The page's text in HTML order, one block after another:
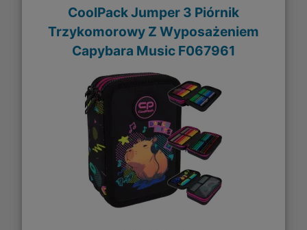
CoolPack Jumper 3 Piórnik
Trzykomorowy Z Wyposażeniem
Capybara Music F067961